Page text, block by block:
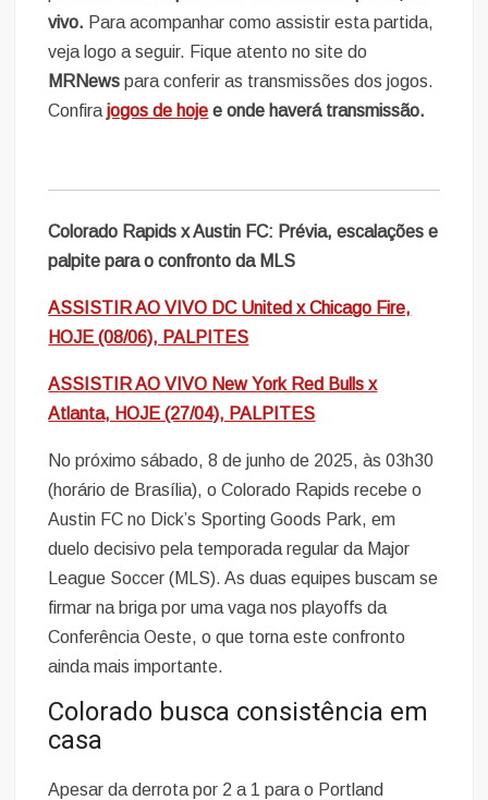
vivo. Para acompanhar como assistir esta partida,
veja logo a seguir. Fique atento no site do
MRNews para conferir as transmissões dos jogos.
Confirajogos de hoje e onde haverá transmissão.
Colorado Rapids x Austin FC: Prévia, escalações e
palpite para o confronto da MLS
ASSISTIR AO VIVO DC United x Chicago Fire,
HOJE (08/06), PALPITES
ASSISTIR AO VIVO New York Red Bulls x
Atlanta, HOJE (27/04), PALPITES
No próximo sábado, 8 de junho de 2025, às 03h30
(horário de Brasília), o Colorado Rapids recebe o
Austin FC no Dick’s Sporting Goods Park, em
duelo decisivo pela temporada regular da Major
League Soccer (MLS). As duas equipes buscam se
firmar na briga por uma vaga nos playoffs da
Conferência Oeste, o que torna este confronto
ainda mais importante.
Colorado busca consistência em
casa
Apesar da derrota por 2 a 1 para o Portland